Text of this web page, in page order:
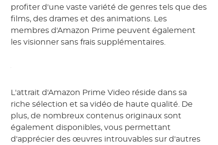
profiter d'une vaste variété de genres tels que des
films, des drames et des animations. Les
membres d'Amazon Prime peuvent également
les visionner sans frais supplémentaires.
L'attrait d'Amazon Prime Video réside dans sa
riche sélection et sa vidéo de haute qualité. De
plus, de nombreux contenus originaux sont
également disponibles, vous permettant
d'apprécier des œuvres introuvables sur d'autres